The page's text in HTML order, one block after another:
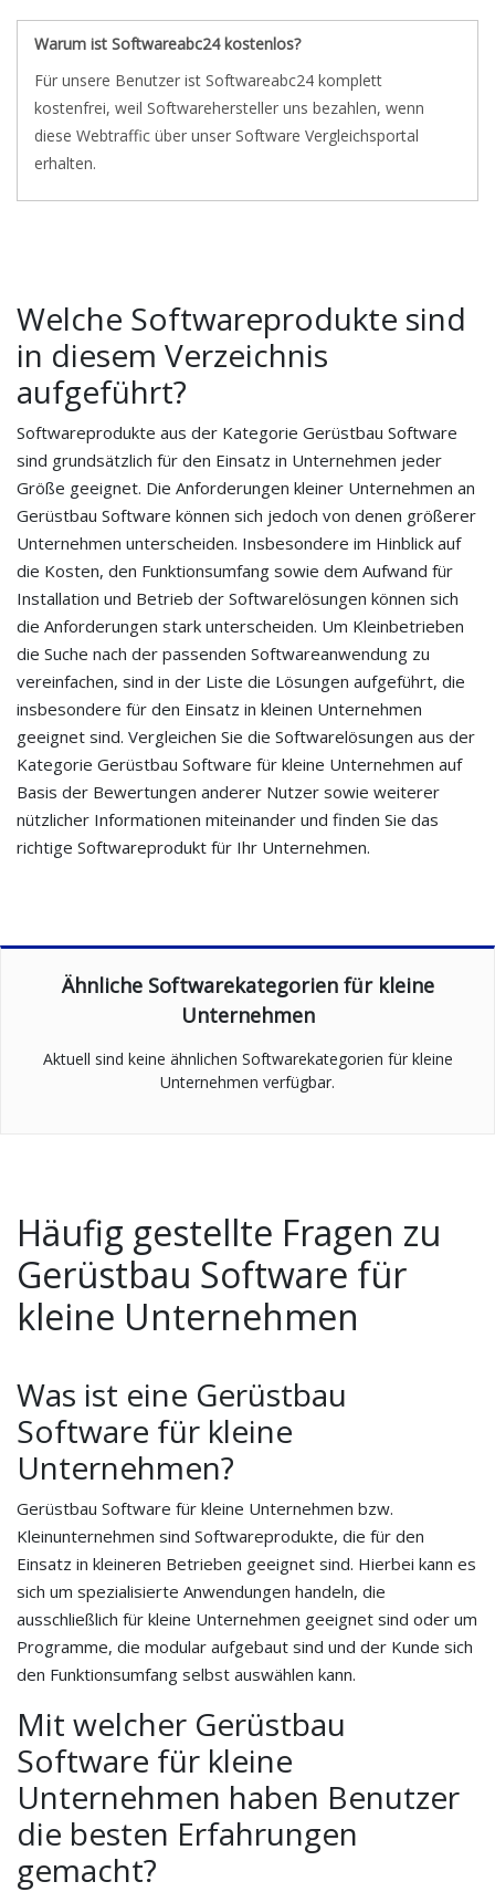
Warum ist Softwareabc24 kostenlos?
Für unsere Benutzer ist Softwareabc24 komplett
kostenfrei, weil Softwarehersteller uns bezahlen, wenn
diese Webtraffic über unser Software Vergleichsportal
erhalten.
Welche Softwareprodukte sind
in diesem Verzeichnis
aufgeführt?
Softwareprodukte aus der Kategorie Gerüstbau Software
sind grundsätzlich für den Einsatz in Unternehmen jeder
Größe geeignet. Die Anforderungen kleiner Unternehmen an
Gerüstbau Software können sich jedoch von denen größerer
Unternehmen unterscheiden. Insbesondere im Hinblick auf
die Kosten, den Funktionsumfang sowie dem Aufwand für
Installation und Betrieb der Softwarelösungen können sich
die Anforderungen stark unterscheiden. Um Kleinbetrieben
die Suche nach der passenden Softwareanwendung zu
vereinfachen, sind in der Liste die Lösungen aufgeführt, die
insbesondere für den Einsatz in kleinen Unternehmen
geeignet sind. Vergleichen Sie die Softwarelösungen aus der
Kategorie Gerüstbau Software für kleine Unternehmen auf
Basis der Bewertungen anderer Nutzer sowie weiterer
nützlicher Informationen miteinander und finden Sie das
richtige Softwareprodukt für Ihr Unternehmen.
Ähnliche Softwarekategorien für kleine
Unternehmen
Aktuell sind keine ähnlichen Softwarekategorien für kleine
Unternehmen verfügbar.
Häufig gestellte Fragen zu
Gerüstbau Software für
kleine Unternehmen
Was ist eine Gerüstbau
Software für kleine
Unternehmen?
Gerüstbau Software für kleine Unternehmen bzw.
Kleinunternehmen sind Softwareprodukte, die für den
Einsatz in kleineren Betrieben geeignet sind. Hierbei kann es
sich um spezialisierte Anwendungen handeln, die
ausschließlich für kleine Unternehmen geeignet sind oder um
Programme, die modular aufgebaut sind und der Kunde sich
den Funktionsumfang selbst auswählen kann.
Mit welcher Gerüstbau
Software für kleine
Unternehmen haben Benutzer
die besten Erfahrungen
gemacht?